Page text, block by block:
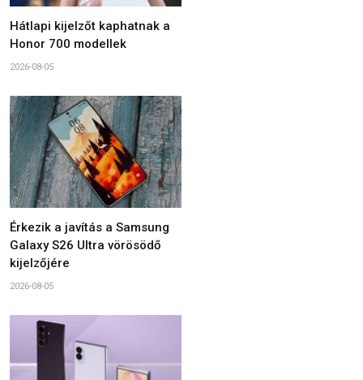
Hátlapi kijelzőt kaphatnak a
Honor 700 modellek
2026-08-05
Érkezik a javítás a Samsung
Galaxy S26 Ultra vörösödő
kijelzőjére
2026-08-05